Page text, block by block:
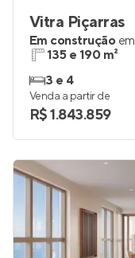
Vitra Piçarras
Em construção em
135 e 190 m²
3 e 4
Venda a partir de
R$ 1.843.859